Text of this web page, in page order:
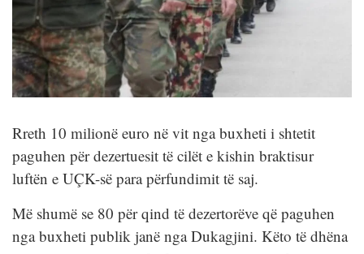
Rreth 10 milionë euro në vit nga buxheti i shtetit
paguhen për dezertuesit të cilët e kishin braktisur
luftën e UÇK-së para përfundimit të saj.
Më shumë se 80 për qind të dezertorëve që paguhen
nga buxheti publik janë nga Dukagjini. Këto të dhëna